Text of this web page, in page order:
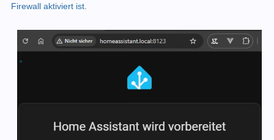
Firewall aktiviert ist